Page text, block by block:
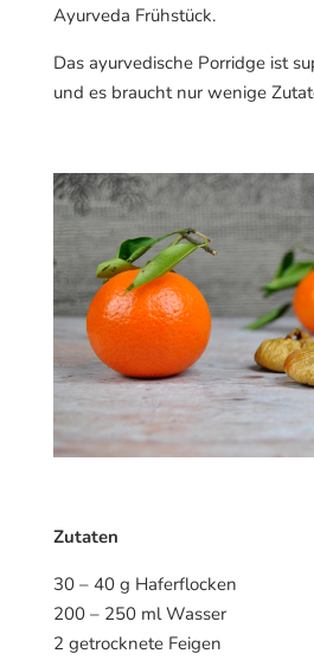
Ayurveda Frühstück.
Das ayurvedische Porridge ist
und es braucht nur wenige
Zutaten
30 – 40 g Haferflocken
200 – 250 ml Wasser
2 getrocknete Feigen